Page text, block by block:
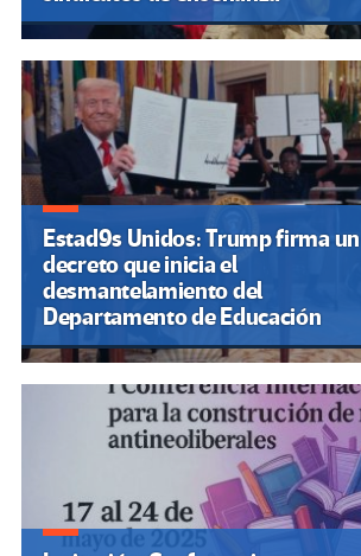
Estad9s Unidos: Trump firma un
decreto que inicia el
desmantelamiento del
Departamento de Educación